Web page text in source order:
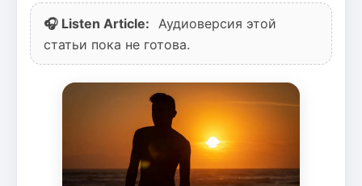
🎧 Listen Article:
Аудиоверсия этой
статьи пока не готова.